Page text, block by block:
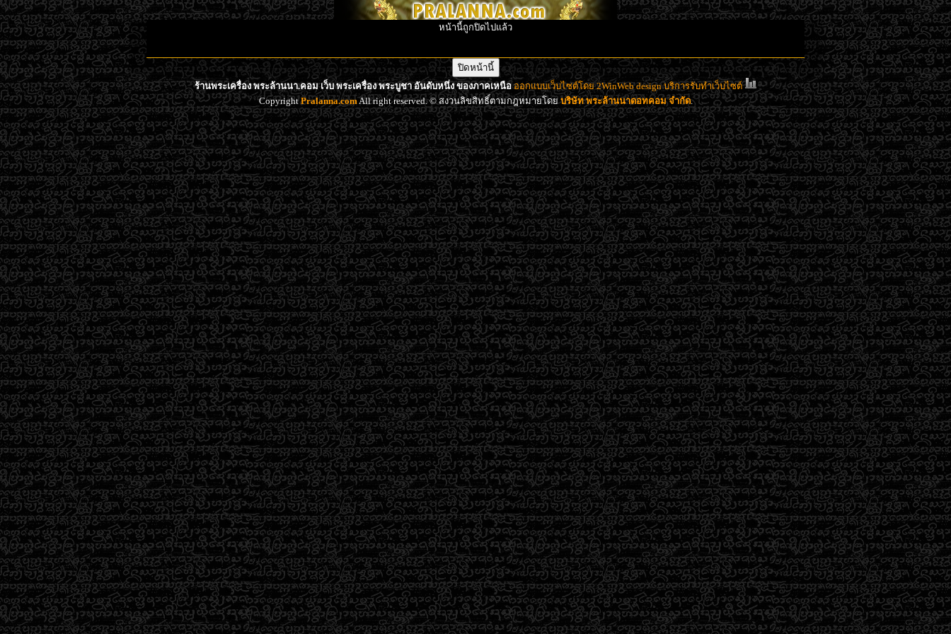
หน้านี้ถูกปิดไปแล้ว
ร้านพระเครื่อง พระล้านนา.คอม เว็บ พระเครื่อง พระบูชา อันดับหนึ่ง ของภาคเหนือออกแบบเว็บไซต์โดย 2WinWeb design บริการรับทำเว็บไซต์
CopyrightPralanna.comAll right reserved. © สงวนลิขสิทธิ์ตามกฎหมายโดยบริษัท พระล้านนาดอทคอม จำกัด.